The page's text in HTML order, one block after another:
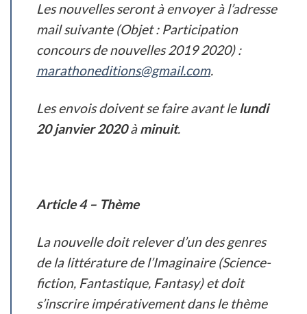
Les nouvelles seront à envoyer à l’adresse
mail suivante (Objet : Participation
concours de nouvelles 2019 2020) :
marathoneditions@gmail.com.
Les envois doivent se faire avant lelundi
20 janvier 2020àminuit.
Article 4 – Thème
La nouvelle doit relever d’un des genres
de la littérature de l’Imaginaire (Science-
fiction, Fantastique, Fantasy) et doit
s’inscrire impérativement dans le thème